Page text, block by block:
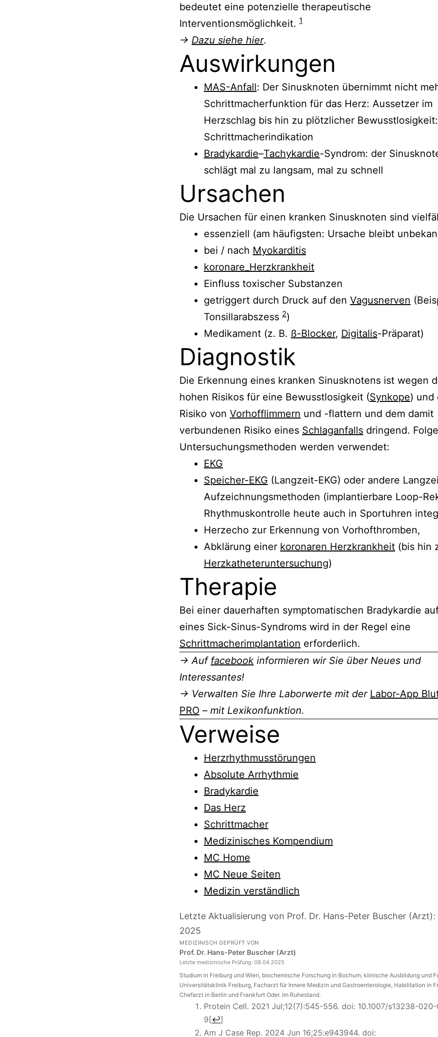
bedeutet eine potenzielle therapeutische
Interventionsmöglichkeit. 1
→ Dazu siehe hier.
Auswirkungen
MAS-Anfall: Der Sinusknoten übernimmt nicht
Schrittmacherfunktion für das Herz: Aussetzer im
Herzschlag bis hin zu plötzlicher
Schrittmacherindikation
Bradykardie–Tachykardie-Syndrom: der
schlägt mal zu langsam, mal zu schnell
Ursachen
Die Ursachen für einen kranken Sinusknoten sind
essenziell (am häufigsten: Ursache bleibt
bei / nach Myokarditis
koronare_Herzkrankheit
Einfluss toxischer Substanzen
getriggert durch Druck auf den Vagusnerven
Tonsillarabszess 2)
Medikament (z. B. ß-Blocker, Digitalis-Präparat)
Diagnostik
Die Erkennung eines kranken Sinusknotens ist wegen
hohen Risikos für eine Bewusstlosigkeit (Synkope) und
Risiko von Vorhofflimmern und -flattern und dem damit
verbundenen Risiko eines Schlaganfalls dringend.
Untersuchungsmethoden werden verwendet:
EKG
Speicher-EKG (Langzeit-EKG) oder andere
Aufzeichnungsmethoden (implantierbare Loop-
Rhythmuskontrolle heute auch in Sportuhren
Herzecho zur Erkennung von Vorhofthromben,
Abklärung einer koronaren Herzkrankheit (bis hin
Herzkatheteruntersuchung)
Therapie
Bei einer dauerhaften symptomatischen Bradykardie
eines Sick-Sinus-Syndroms wird in der Regel eine
Schrittmacherimplantation erforderlich.
→ Auf facebook informieren wir Sie über Neues und
Interessantes!
→ Verwalten Sie Ihre Laborwerte mit der Labor-App
PRO – mit Lexikonfunktion.
Verweise
Herzrhythmusstörungen
Absolute Arrhythmie
Bradykardie
Das Herz
Schrittmacher
Medizinisches Kompendium
MC Home
MC Neue Seiten
Medizin verständlich
Letzte Aktualisierung von Prof. Dr. Hans-Peter Buscher (Arzt):
2025
MEDIZINISCH GEPRÜFT VON
Prof. Dr. Hans-Peter Buscher (Arzt)
Letzte medizinische Prüfung: 08.04.2025
Studium in Freiburg und Wien, biochemische Forschung in Bochum, klinische Ausbildung und
Universitätsklinik Freiburg, Facharzt für Innere Medizin und Gastroenterologie, Habilitation in
Chefarzt in Berlin und Frankfurt Oder. Im Ruhestand.
Protein Cell. 2021 Jul;12(7):545-556. doi: 10.1007/s13238-
9[↩]
Am J Case Rep. 2024 Jun 16;25:e943944. doi: